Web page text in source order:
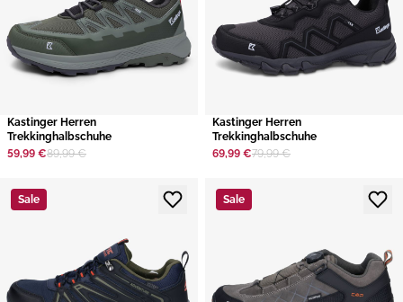
Kastinger Herren
Trekkinghalbschuhe
59,99 €89,99 €
Kastinger Herren
Trekkinghalbschuhe
69,99 €79,99 €
Sale Sale